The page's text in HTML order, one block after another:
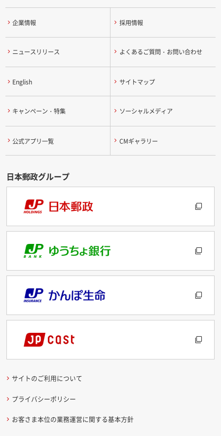
企業情報 採用情報
ニュースリリース よくあるご質問・お問い合わせ
English サイトマップ
キャンペーン・特集 ソーシャルメディア
公式アプリ一覧 CMギャラリー
サイトのご利用について
プライバシーポリシー
お客さま本位の業務運営に関する基本方針